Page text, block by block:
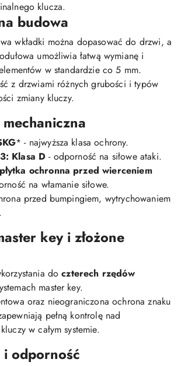
klucza.
budowa
wkładki można dopasować do drzwi, a
umożliwia łatwą wymianę i
w standardzie co 5 mm.
z drzwiami różnych grubości i typów
zmiany kluczy.
* - najwyższa klasa ochrony.
Klasa D - odporność na siłowe ataki.
płytka ochronna przed wierceniem
na włamanie siłowe.
przed bumpingiem, wytrychowaniem
key i złożone
doczterech rzędów
master key.
oraz nieograniczona ochrona znaku
pełną kontrolę nad
w całym systemie.
i odporność